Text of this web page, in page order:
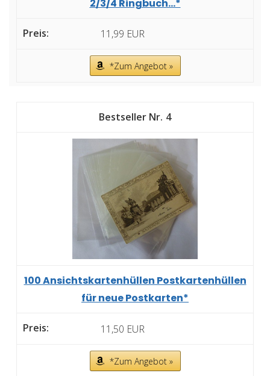
2/3/4 Ringbuch...*
11,99 EUR
*Zum Angebot »
4
100 Ansichtskartenhüllen Postkartenhüllen
für neue Postkarten*
11,50 EUR
*Zum Angebot »